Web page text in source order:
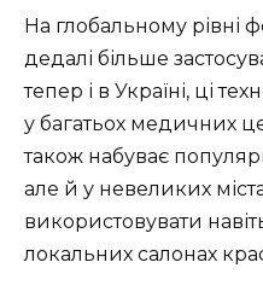
На глобальному рівні
дедалі більше
тепер і в Україні, ці
у багатьох медичних
також набуває
але й у невеликих
використовувати
локальних салонах